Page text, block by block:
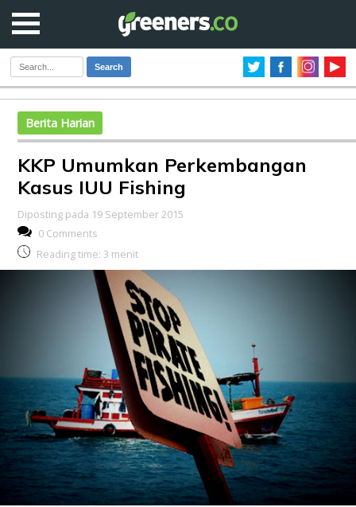
Search
Berita Harian
KKP Umumkan Perkembangan
Kasus IUU Fishing
Diposting pada 19 September 2015
0 Comments
Reading time: 3 menit